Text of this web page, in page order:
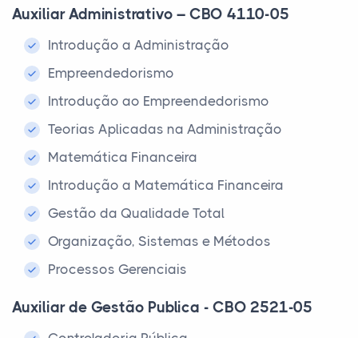
Auxiliar Administrativo – CBO 4110-05
Introdução a Administração
Empreendedorismo
Introdução ao Empreendedorismo
Teorias Aplicadas na Administração
Matemática Financeira
Introdução a Matemática Financeira
Gestão da Qualidade Total
Organização, Sistemas e Métodos
Processos Gerenciais
Auxiliar de Gestão Publica - CBO 2521-05